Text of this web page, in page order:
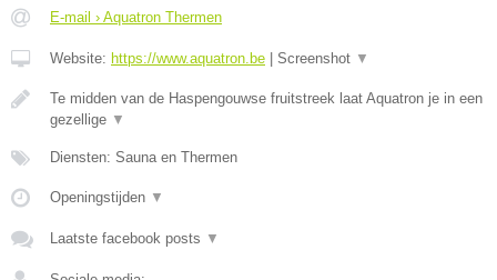
E-mail › Aquatron Thermen
Website: https://www.aquatron.be Screenshot ▼
Te midden van de Haspengouwse fruitstreek laat Aquatron je in een
gezellige ▼
Diensten: Sauna en Thermen
Openingstijden ▼
Laatste facebook posts ▼